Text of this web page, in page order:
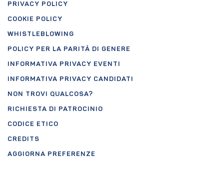
PRIVACY POLICY
COOKIE POLICY
WHISTLEBLOWING
POLICY PER LA PARITÀ DI GENERE
INFORMATIVA PRIVACY EVENTI
INFORMATIVA PRIVACY CANDIDATI
NON TROVI QUALCOSA?
RICHIESTA DI PATROCINIO
CODICE ETICO
CREDITS
AGGIORNA PREFERENZE